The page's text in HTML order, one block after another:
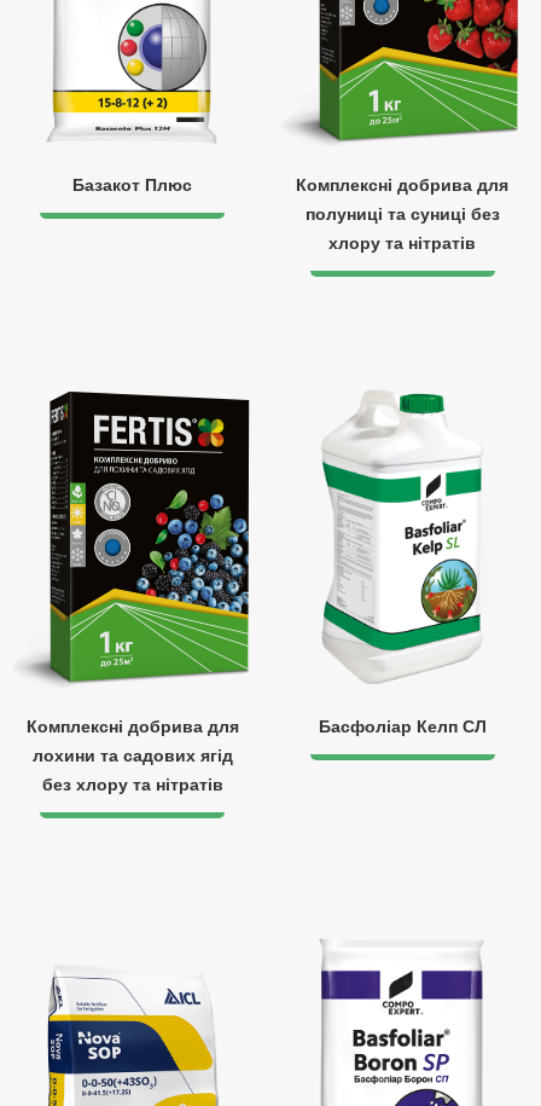
Базакот Плюс
Комплексні добрива для
полуниці та суниці без
хлору та нітратів
Комплексні добрива для
лохини та садових ягід
без хлору та нітратів
Басфоліар Келп СЛ